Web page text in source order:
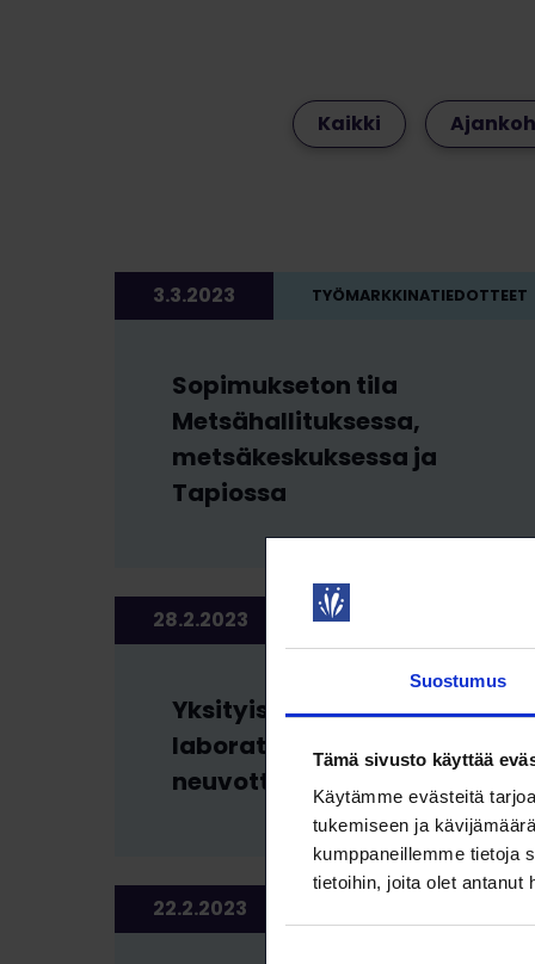
Suostumus
Tämä sivusto käyttää
Käytämme evästeitä
tukemiseen ja
kumppaneillemme tietoja
tietoihin, joita olet antanut
Kaikki
3.3.2023 TYÖMARKKINATIEDOTTEET
Sopimukseton tila
Metsähallituksessa,
metsäkeskuksessa ja
Tapiossa
28.2.2023 TYÖMARKKINATIEDOTTEET
Yksityiselle
laboratorioalalle
neuvottelutulos
22.2.2023